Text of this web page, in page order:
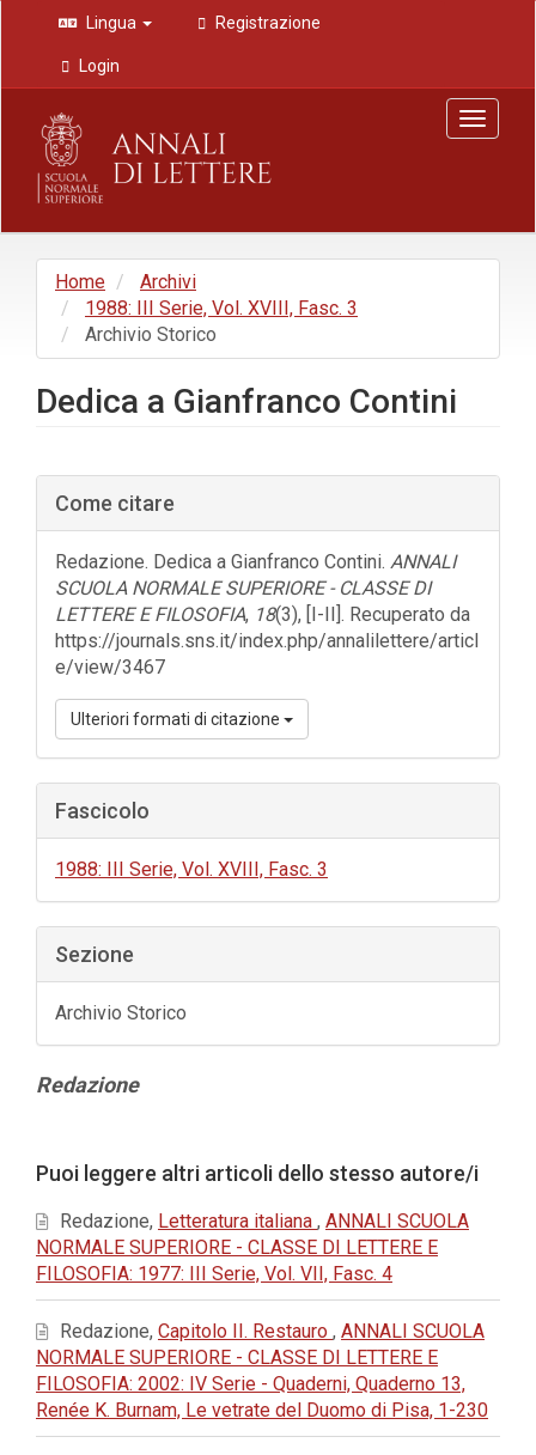
Navigazione
principale
Contenuto
principale
Barra
laterale
Lingua Registrazione
Login
Toggle
Home
Archivi
1988: III Serie, Vol. XVIII, Fasc. 3
Archivio Storico
Dedica a Gianfranco Contini
Barra
laterale
dell'articolo
Come citare
Redazione. Dedica a Gianfranco Contini. ANNALI
SCUOLA NORMALE SUPERIORE - CLASSE DI
LETTERE E FILOSOFIA, 18(3), [I-II]. Recuperato da
https://journals.sns.it/index.php/annalilettere/articl
e/view/3467
Ulteriori formati di citazione
Fascicolo
1988: III Serie, Vol. XVIII, Fasc. 3
Sezione
Archivio Storico
Contenuto
Redazione
dell'articolo
Puoi leggere altri articoli dello stesso autore/i
Redazione, Letteratura italiana , ANNALI SCUOLA
NORMALE SUPERIORE - CLASSE DI LETTERE E
FILOSOFIA: 1977: III Serie, Vol. VII, Fasc. 4
Redazione, Capitolo II. Restauro , ANNALI SCUOLA
NORMALE SUPERIORE - CLASSE DI LETTERE E
FILOSOFIA: 2002: IV Serie - Quaderni, Quaderno 13,
Renée K. Burnam, Le vetrate del Duomo di Pisa, 1-230